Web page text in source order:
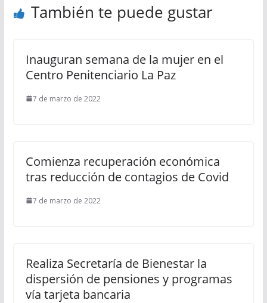
También te puede gustar
Inauguran semana de la mujer en el
Centro Penitenciario La Paz
7 de marzo de 2022
Comienza recuperación económica
tras reducción de contagios de Covid
7 de marzo de 2022
Realiza Secretaría de Bienestar la
dispersión de pensiones y programas
vía tarjeta bancaria